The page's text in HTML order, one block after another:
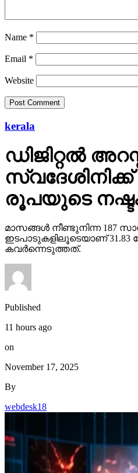
Name *
Email *
Website
kerala
ഡിജിറ്റല്‍
സ്വദേശിനിക്ക്
രൂപയുടെ
മാസങ്ങള്‍ നീണ്ടുനിന്ന 187
ഇടപാടുകളിലൂടെയാണ് 31.83
കവര്‍ന്നെടുത്തത്.
Published
11 hours ago
on
November 17, 2025
By
webdesk18